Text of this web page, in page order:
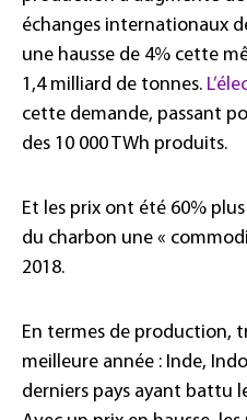
échanges internationaux
une hausse de 4% cette
1,4 milliard de tonnes.
cette demande, passant
des 10 000 TWh produits.
Et les prix ont été 60%
du charbon une «
2018.
En termes de production,
meilleure année : Inde,
derniers pays ayant battu